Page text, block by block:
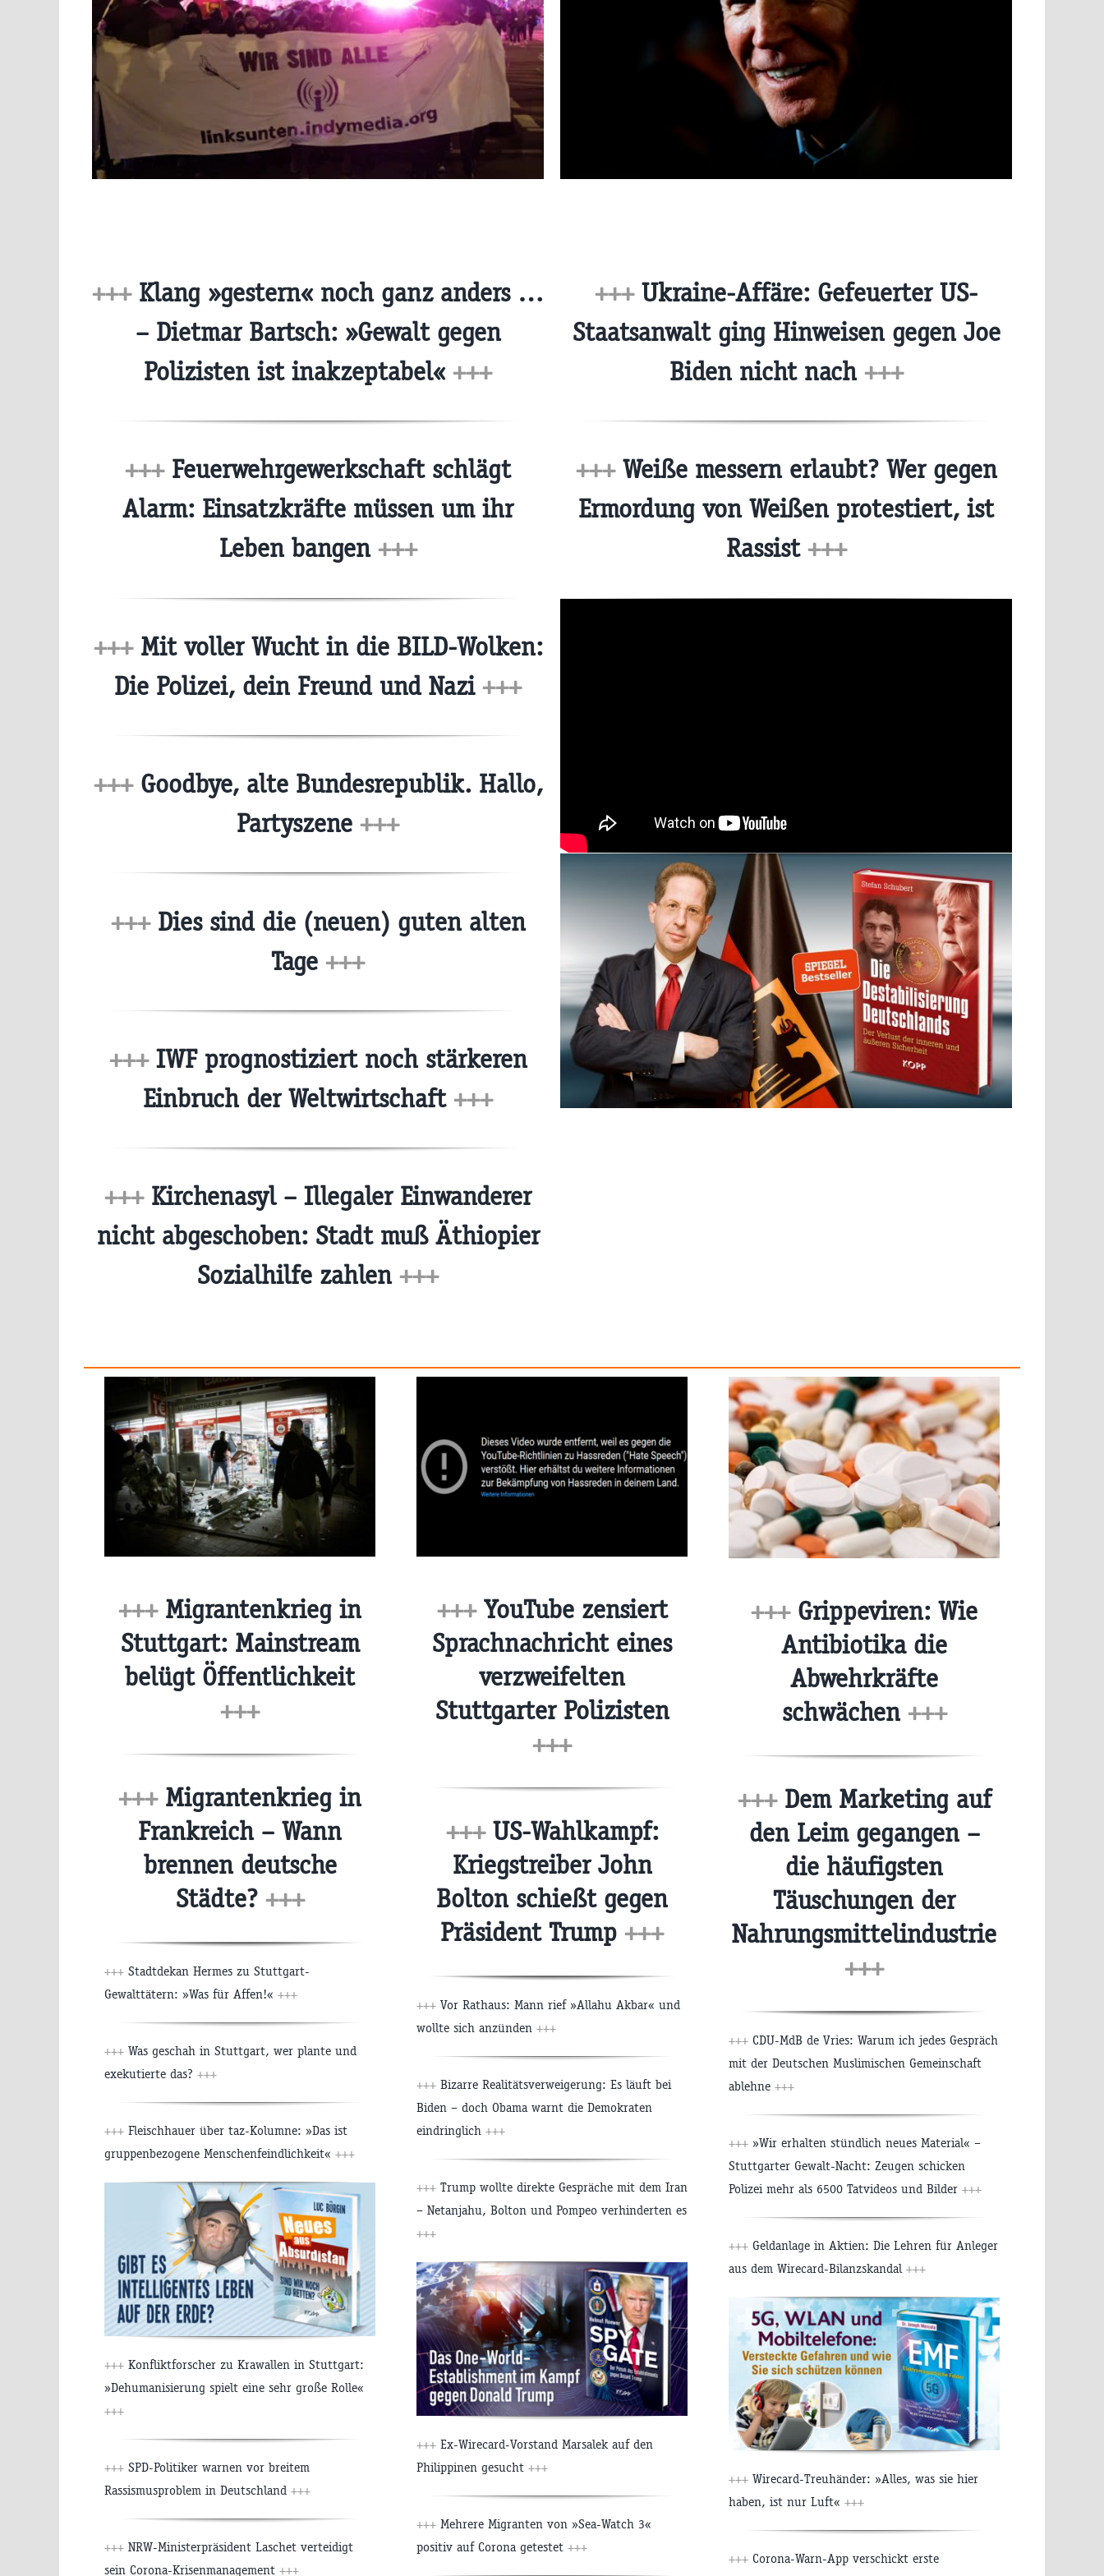
+++Klang »gestern« noch ganz anders …
– Dietmar Bartsch: »Gewalt gegen
Polizisten ist inakzeptabel« +++
+++Feuerwehrgewerkschaft schlägt
Alarm: Einsatzkräfte müssen um ihr
Leben bangen +++
+++Mit voller Wucht in die BILD-Wolken:
Die Polizei, dein Freund und Nazi +++
+++Goodbye, alte Bundesrepublik. Hallo,
Partyszene +++
+++Dies sind die (neuen) guten alten
Tage +++
+++IWF prognostiziert noch stärkeren
Einbruch der Weltwirtschaft +++
+++Kirchenasyl – Illegaler Einwanderer
nicht abgeschoben: Stadt muß Äthiopier
Sozialhilfe zahlen +++
+++Ukraine-Affäre: Gefeuerter US-
Staatsanwalt ging Hinweisen gegen Joe
Biden nicht nach +++
+++Weiße messern erlaubt? Wer gegen
Ermordung von Weißen protestiert, ist
Rassist +++
+++Migrantenkrieg in
Stuttgart: Mainstream
belügt Öffentlichkeit
+++
+++Migrantenkrieg in
Frankreich – Wann
brennen deutsche
Städte? +++
+++ Stadtdekan Hermes zu Stuttgart-
Gewalttätern: »Was für Affen!« +++
+++ Was geschah in Stuttgart, wer plante und
exekutierte das? +++
+++ Fleischhauer über taz-Kolumne: »Das ist
gruppenbezogene Menschenfeindlichkeit« +++
+++ Konfliktforscher zu Krawallen in Stuttgart:
»Dehumanisierung spielt eine sehr große Rolle«
+++
+++ SPD-Politiker warnen vor breitem
Rassismusproblem in Deutschland +++
+++ NRW-Ministerpräsident Laschet verteidigt
sein Corona-Krisenmanagement +++
+++YouTube zensiert
Sprachnachricht eines
verzweifelten
Stuttgarter Polizisten
+++
+++US-Wahlkampf:
Kriegstreiber John
Bolton schießt gegen
Präsident Trump +++
+++ Vor Rathaus: Mann rief »Allahu Akbar« und
wollte sich anzünden +++
+++ Bizarre Realitätsverweigerung: Es läuft bei
Biden – doch Obama warnt die Demokraten
eindringlich +++
+++ Trump wollte direkte Gespräche mit dem Iran
– Netanjahu, Bolton und Pompeo verhinderten es
+++
+++ Ex-Wirecard-Vorstand Marsalek auf den
Philippinen gesucht +++
+++ Mehrere Migranten von »Sea-Watch 3«
positiv auf Corona getestet +++
+++Grippeviren: Wie
Antibiotika die
Abwehrkräfte
schwächen +++
+++Dem Marketing auf
den Leim gegangen –
die häufigsten
Täuschungen der
Nahrungsmittelindustrie
+++
+++ CDU-MdB de Vries: Warum ich jedes Gespräch
mit der Deutschen Muslimischen Gemeinschaft
ablehne +++
+++ »Wir erhalten stündlich neues Material« –
Stuttgarter Gewalt-Nacht: Zeugen schicken
Polizei mehr als 6500 Tatvideos und Bilder +++
+++ Geldanlage in Aktien: Die Lehren für Anleger
aus dem Wirecard-Bilanzskandal +++
+++ Wirecard-Treuhänder: »Alles, was sie hier
haben, ist nur Luft« +++
+++ Corona-Warn-App verschickt erste